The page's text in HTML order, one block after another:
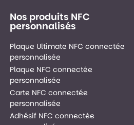
Nos produits NFC
personnalisés
Plaque Ultimate NFC connectée
personnalisée
Plaque NFC connectée
personnalisée
Carte NFC connectée
personnalisée
Adhésif NFC connectée